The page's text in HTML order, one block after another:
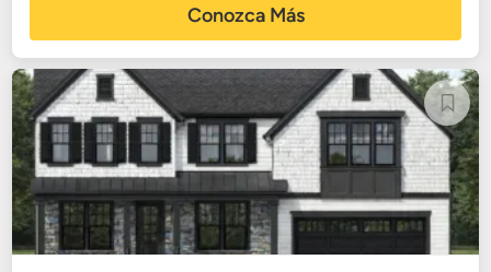
Conozca Más